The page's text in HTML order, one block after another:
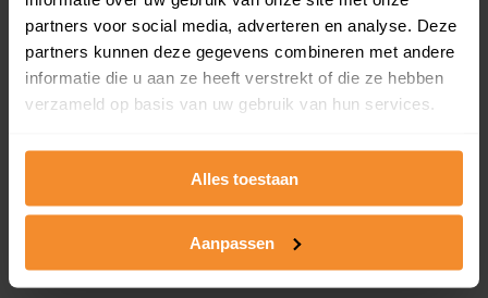
partners voor social media, adverteren en analyse. Deze
partners kunnen deze gegevens combineren met andere
informatie die u aan ze heeft verstrekt of die ze hebben
verzameld op basis van uw gebruik van hun services.
Alles toestaan
Aanpassen
Appartementen
aandeel van totale woningen
64%